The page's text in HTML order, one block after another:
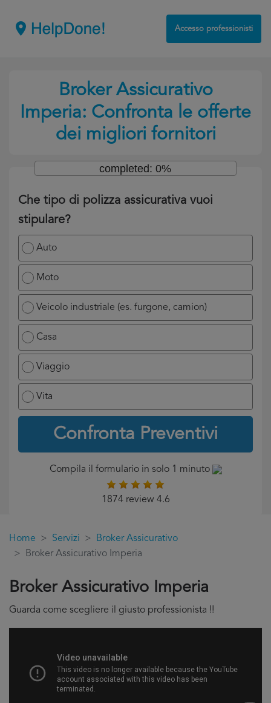
Accesso professionisti
Broker Assicurativo
Imperia: Confronta le offerte
dei migliori fornitori
Che tipo di polizza assicurativa vuoi
stipulare?
Auto
Moto
Veicolo industriale (es. furgone, camion)
Casa
Viaggio
Vita
Confronta Preventivi
completed: 0%
Compila il formulario in solo 1 minuto
1874 review 4.6
Home Servizi
Broker Assicurativo
Broker Assicurativo Imperia
Broker Assicurativo Imperia
Guarda come scegliere il giusto professionista !!